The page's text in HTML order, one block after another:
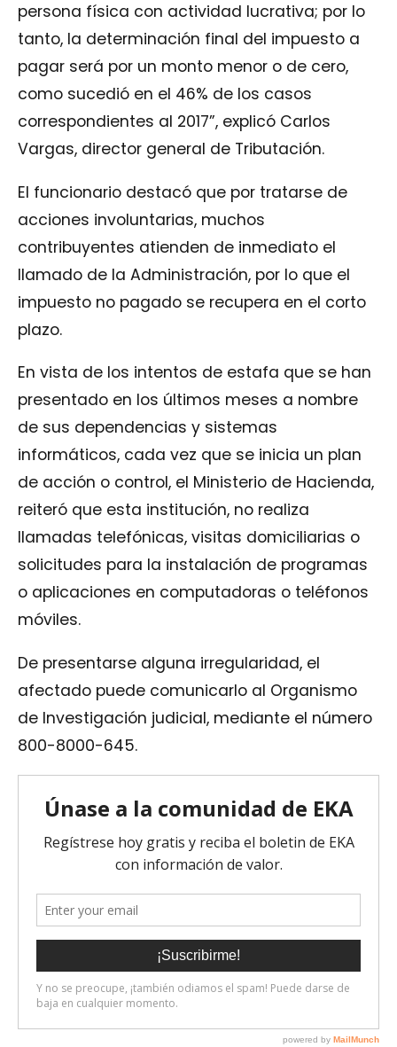
persona física con actividad lucrativa; por lo
tanto, la determinación final del impuesto a
pagar será por un monto menor o de cero,
como sucedió en el 46% de los casos
correspondientes al 2017”, explicó Carlos
Vargas, director general de Tributación.
El funcionario destacó que por tratarse de
acciones involuntarias, muchos
contribuyentes atienden de inmediato el
llamado de la Administración, por lo que el
impuesto no pagado se recupera en el corto
plazo.
En vista de los intentos de estafa que se han
presentado en los últimos meses a nombre
de sus dependencias y sistemas
informáticos, cada vez que se inicia un plan
de acción o control, el Ministerio de Hacienda,
reiteró que esta institución, no realiza
llamadas telefónicas, visitas domiciliarias o
solicitudes para la instalación de programas
o aplicaciones en computadoras o teléfonos
móviles.
De presentarse alguna irregularidad, el
afectado puede comunicarlo al Organismo
de Investigación judicial, mediante el número
800-8000-645.